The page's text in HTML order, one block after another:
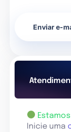
Enviar e-
Inicie uma